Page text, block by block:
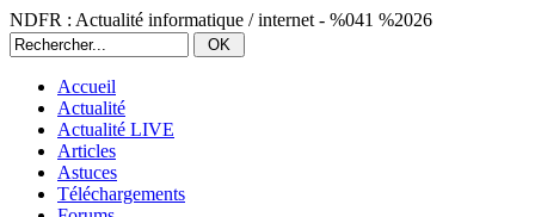
NDFR : Actualité informatique / internet - %041 %2026
Accueil
Actualité
Actualité LIVE
Articles
Astuces
Téléchargements